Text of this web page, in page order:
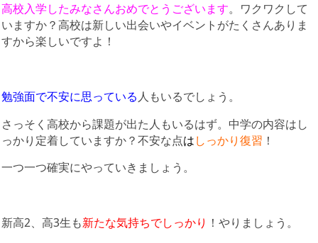
高校入学したみなさんおめでとうございます。ワクワクして
いますか？高校は新しい出会いやイベントがたくさんありま
すから楽しいですよ！
勉強面で不安に思っている人もいるでしょう。
さっそく高校から課題が出た人もいるはず。中学の内容はし
っかり定着していますか？不安な点はしっかり復習 ！
一つ一つ確実にやっていきましょう。
新高2、高3生も新たな気持ちでしっかり ！やりましょう。